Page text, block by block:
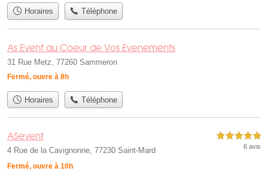
Horaires Téléphone
As Event au Coeur de Vos Evenements
31 Rue Metz, 77260 Sammeron
Fermé, ouvre à 8h
Horaires Téléphone
ASevent
4 Rue de la Cavignonne, 77230 Saint-Mard
Fermé, ouvre à 10h
5,0 étoiles sur 5
6 avis